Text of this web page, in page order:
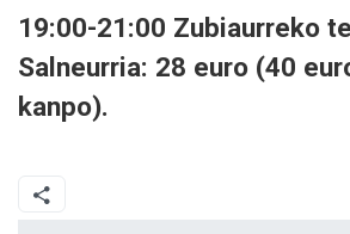
19:00-21:00 Zubiaurreko
Salneurria: 28 euro (40
kanpo).